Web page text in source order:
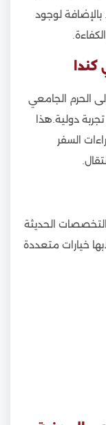
لوجود
الحرم الجامعي
دولية.هذا
السفر
الحديثة
خيارات متعددة